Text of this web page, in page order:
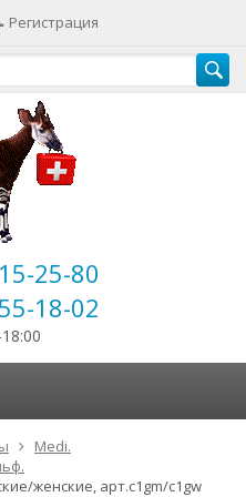
Регистрация
25-80
18-02
Medi.
женские, арт.c1gm/c1gw